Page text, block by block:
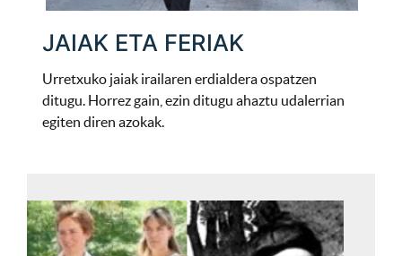
JAIAK ETA FERIAK
Urretxuko jaiak irailaren erdialdera ospatzen
ditugu. Horrez gain, ezin ditugu ahaztu udalerrian
egiten diren azokak.